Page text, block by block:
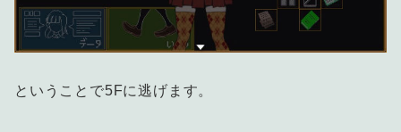
ということで5Fに逃げます。